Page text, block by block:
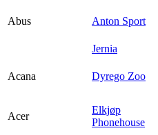
Abus Anton Sport
Jernia
Acana Dyrego Zoo
Acer
Elkjøp
Phonehouse